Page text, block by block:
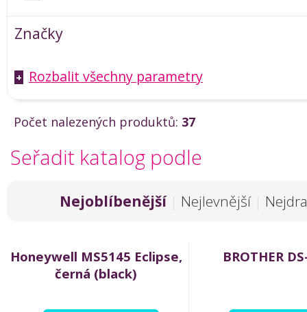
Značky
+ Rozbalit všechny parametry
Počet nalezených produktů: 37
Seřadit katalog podle
Nejoblíbenější | Nejlevnější |
Honeywell MS5145 Eclipse,
černá (black)
BROTHER